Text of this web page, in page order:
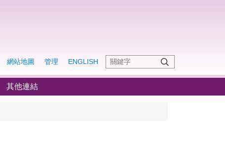
網站地圖 管理 ENGLISH
其他連結